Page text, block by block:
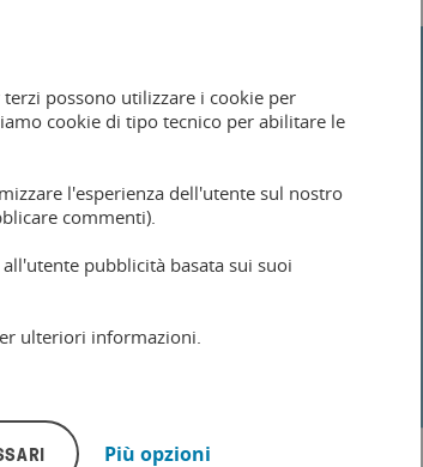
possono utilizzare i cookie per
cookie di tipo tecnico per abilitare le
l'esperienza dell'utente sul nostro
commenti).
pubblicità basata sui suoi
ulteriori informazioni.
Più opzioni